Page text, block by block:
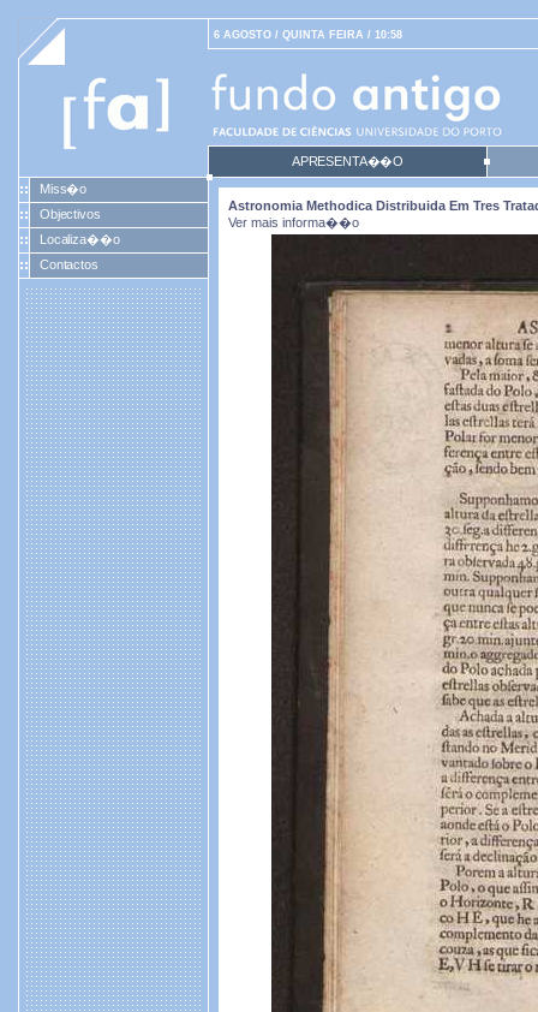
6 AGOSTO / QUINTA FEIRA / 10:58
APRESENTA��O
Miss�o
Objectivos
Localiza��o
Contactos
Astronomia Methodica Distribuida Em Tres
Ver mais informa��o